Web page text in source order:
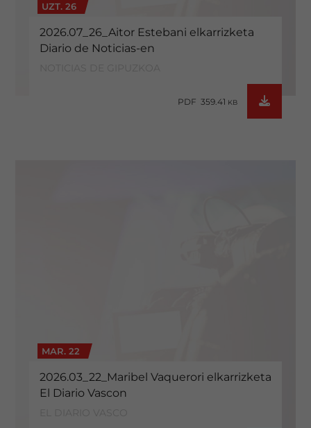
UZT. 26
2026.07_26_Aitor Estebani elkarrizketa
Diario de Noticias-en
PDF 359.41 KB
MAR. 22
2026.03_22_Maribel Vaquerori elkarrizketa
El Diario Vascon